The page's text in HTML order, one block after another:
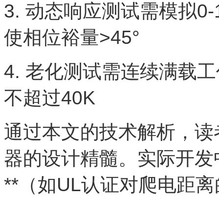
3. 动态响应测试需模拟
使相位裕量>45°
4. 老化测试需连续满载
不超过40K
通过本文的技术解析，
器的设计精髓。实际开
**（如UL认证对爬电距